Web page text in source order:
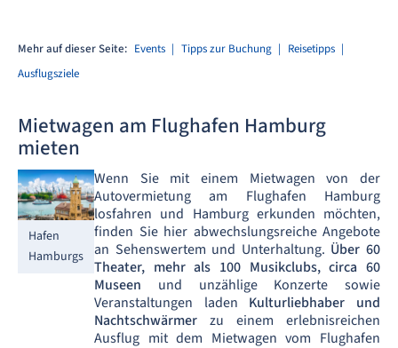
Mehr auf dieser Seite: Events Tipps zur Buchung
Reisetipps
Ausflugsziele
Mietwagen am Flughafen Hamburg
mieten
Hafen
Hamburgs
Wenn Sie mit einem Mietwagen von der
Autovermietung am Flughafen Hamburg
losfahren und Hamburg erkunden möchten,
finden Sie hier abwechslungsreiche Angebote
an Sehenswertem und Unterhaltung. Über 60
Theater, mehr als 100 Musikclubs, circa 60
Museen und unzählige Konzerte sowie
Veranstaltungen laden Kulturliebhaber und
Nachtschwärmer zu einem erlebnisreichen
Ausflug mit dem Mietwagen vom Flughafen